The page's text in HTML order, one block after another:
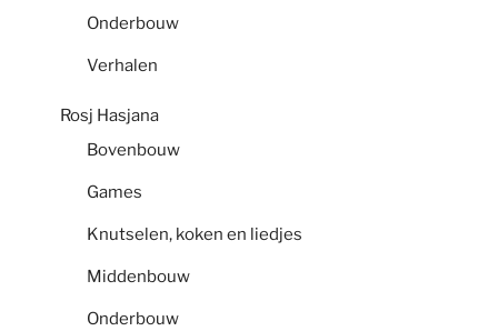
Onderbouw
Verhalen
Rosj Hasjana
Bovenbouw
Games
Knutselen, koken en liedjes
Middenbouw
Onderbouw